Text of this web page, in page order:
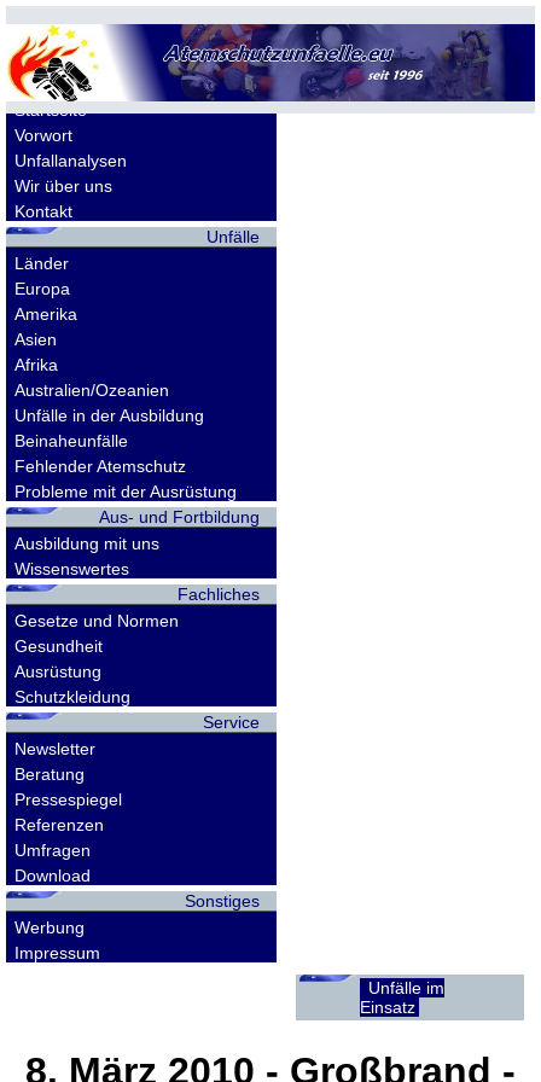
Allgemeines
Startseite
Vorwort
Unfallanalysen
Wir über uns
Kontakt
Unfälle
Länder
Europa
Amerika
Asien
Afrika
Australien/Ozeanien
Unfälle in der Ausbildung
Beinaheunfälle
Fehlender Atemschutz
Probleme mit der Ausrüstung
Aus- und Fortbildung
Ausbildung mit uns
Wissenswertes
Fachliches
Gesetze und Normen
Gesundheit
Ausrüstung
Schutzkleidung
Service
Newsletter
Beratung
Pressespiegel
Referenzen
Umfragen
Download
Sonstiges
Werbung
Impressum
Unfälle im
Einsatz
8. März 2010 - Großbrand -